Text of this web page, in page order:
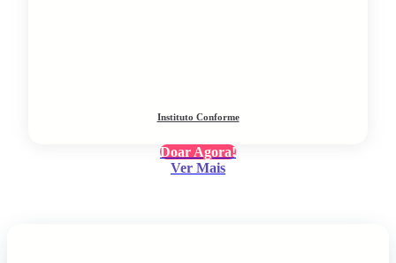
Instituto Conforme
Doar Agora!
Ver Mais